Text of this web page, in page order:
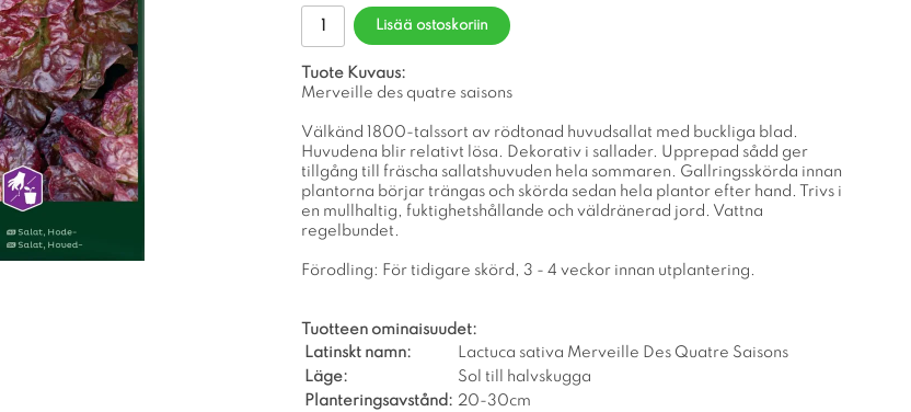
Lisää ostoskoriin
Tuote Kuvaus:
Merveille des quatre saisons
Välkänd 1800-talssort av rödtonad huvudsallat med buckliga blad.
Huvudena blir relativt lösa. Dekorativ i sallader. Upprepad sådd ger
tillgång till fräscha sallatshuvuden hela sommaren. Gallringsskörda innan
plantorna börjar trängas och skörda sedan hela plantor efter hand. Trivs i
en mullhaltig, fuktighetshållande och väldränerad jord. Vattna
regelbundet.
Förodling: För tidigare skörd, 3 - 4 veckor innan utplantering.
Tuotteen ominaisuudet:
Latinskt namn:
Lactuca sativa Merveille Des Quatre Saisons
Läge:
Sol till halvskugga
Planteringsavstånd: 20-30cm